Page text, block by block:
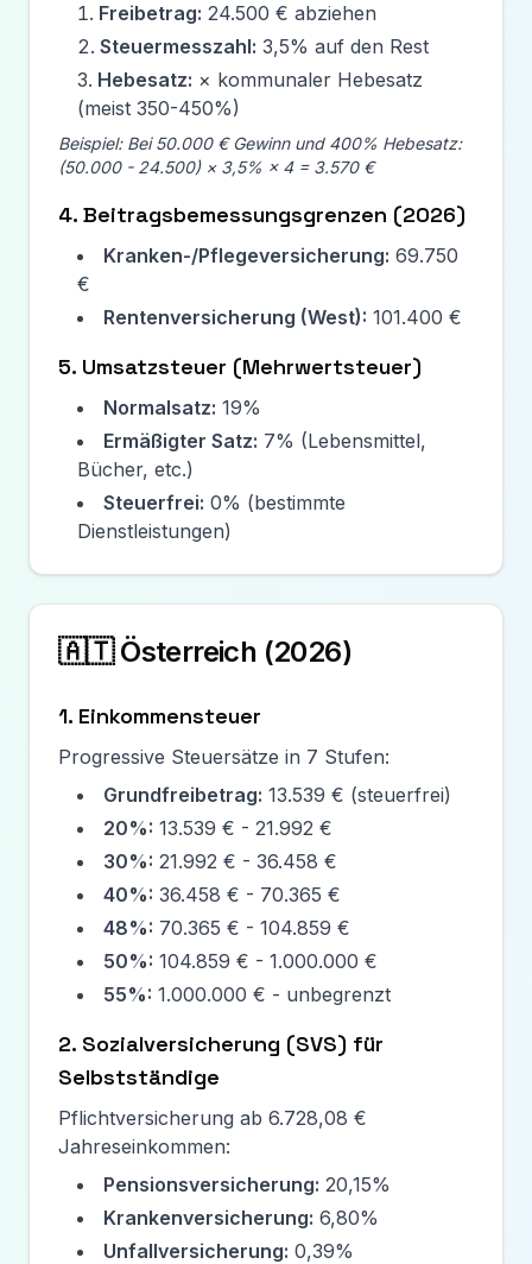
Freibetrag: 24.500 € abziehen
Steuermesszahl: 3,5% auf den Rest
Hebesatz: × kommunaler Hebesatz
(meist 350-450%)
Beispiel: Bei 50.000 € Gewinn und 400% Hebesatz:
(50.000 - 24.500) × 3,5% × 4 = 3.570€
4. Beitragsbemessungsgrenzen (2026)
Kranken-/Pflegeversicherung: 69.750
€
Rentenversicherung (West): 101.400 €
5. Umsatzsteuer (Mehrwertsteuer)
Normalsatz: 19%
Ermäßigter Satz: 7% (Lebensmittel,
Bücher, etc.)
Steuerfrei: 0% (bestimmte
Dienstleistungen)
🇦🇹 Österreich (2026)
1. Einkommensteuer
Progressive Steuersätze in 7 Stufen:
Grundfreibetrag: 13.539 € (steuerfrei)
20%: 13.539 € - 21.992 €
30%: 21.992 € - 36.458 €
40%: 36.458 € - 70.365 €
48%: 70.365 € - 104.859 €
50%: 104.859 € - 1.000.000 €
55%: 1.000.000 € - unbegrenzt
2. Sozialversicherung (SVS) für
Selbstständige
Pflichtversicherung ab 6.728,08 €
Jahreseinkommen:
Pensionsversicherung: 20,15%
Krankenversicherung: 6,80%
Unfallversicherung: 0,39%